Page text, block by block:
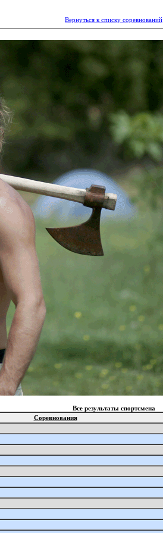
Вернуться к списку соревнований
Все результаты спортсмена
Соревнования